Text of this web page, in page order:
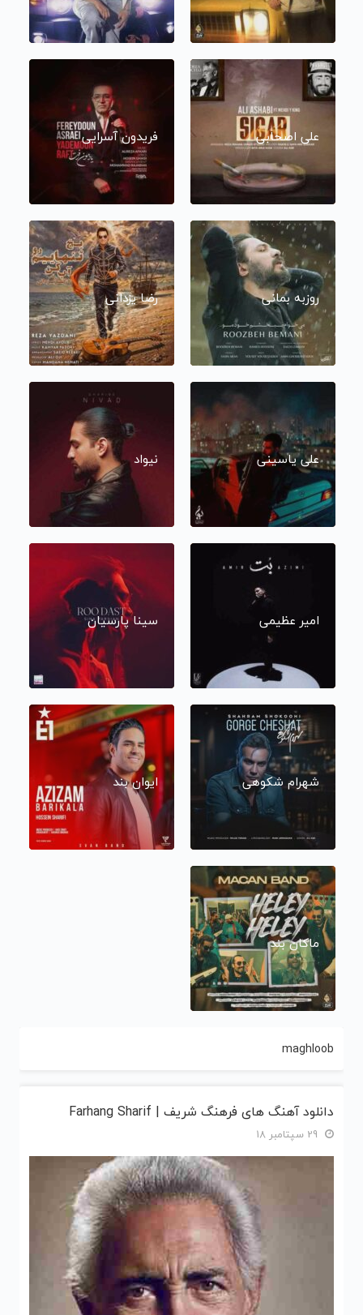
علی اصحابی فریدون آسرایی
روزبه بمانی رضا یزدانی
علی یاسینی نیواد
امیر عظیمی سینا پارسیان
شهرام شکوهی ایوان بند
ماکان بند
maghloob
دانلود آهنگ های فرهنگ شریف | Farhang Sharif